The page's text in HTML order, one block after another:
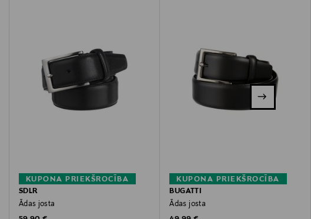
KUPONA PRIEKŠROCĪBA
SDLR
Ādas josta
KUPONA PRIEKŠROCĪBA
BUGATTI
Ādas josta